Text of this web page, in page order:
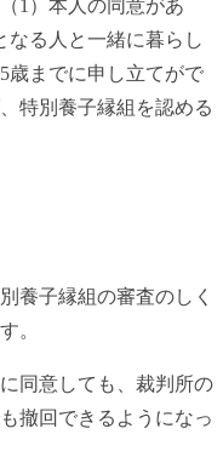
1）本人の同意があ
なる人と一緒に暮らし
歳までに申し立てがで
特別養子縁組を認める
養子縁組の審査のしく
。
同意しても、裁判所の
撤回できるようになっ